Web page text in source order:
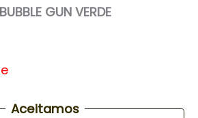
GUN VERDE
Aceitamos